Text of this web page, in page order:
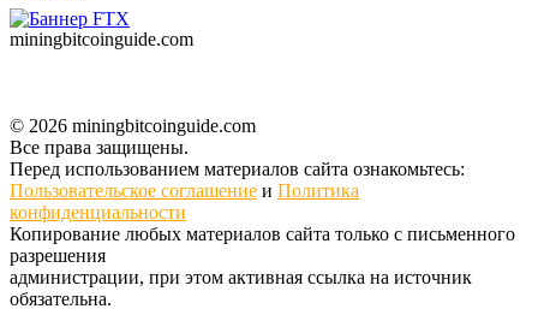
miningbitcoinguide.com
© 2026 miningbitcoinguide.com
Все права защищены.
Перед использованием материалов сайта ознакомьтесь:
Пользовательское соглашение и Политика
конфиденциальности
Копирование любых материалов сайта только с письменного
разрешения
администрации, при этом активная ссылка на источник
обязательна.